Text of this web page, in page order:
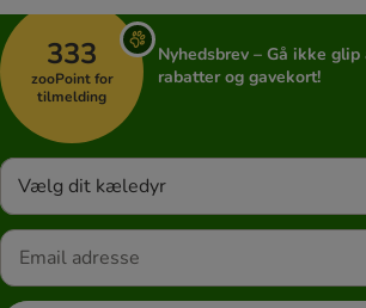
333
zooPoint for
tilmelding
Nyhedsbrev – Gå ikke
rabatter og gavekort!
Vælg dit kæledyr